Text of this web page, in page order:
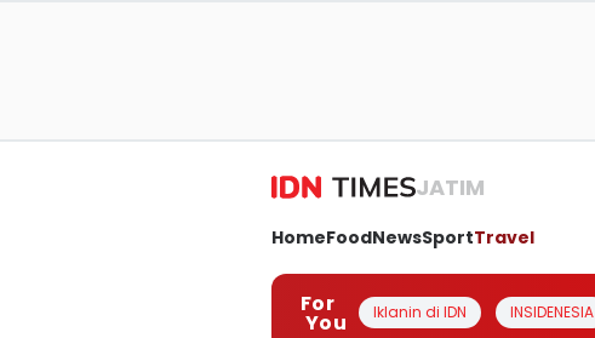
JATIM
HomeFoodNewsSportTravel
For
You Iklanin di IDN INSIDENESIA